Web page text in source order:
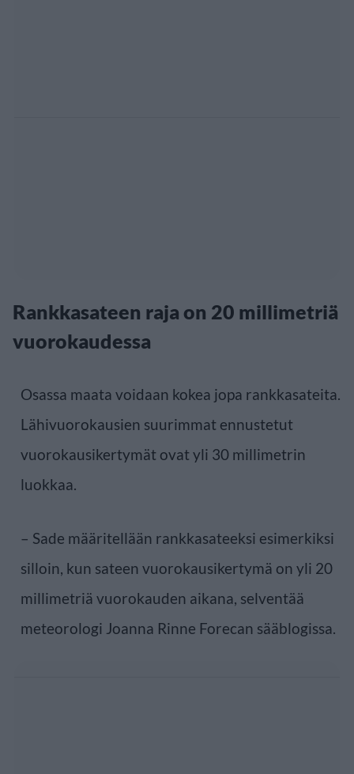
Rankkasateen raja on 20 millimetriä
vuorokaudessa
Osassa maata voidaan kokea jopa rankkasateita.
Lähivuorokausien suurimmat ennustetut
vuorokausikertymät ovat yli 30 millimetrin
luokkaa.
– Sade määritellään rankkasateeksi esimerkiksi
silloin, kun sateen vuorokausikertymä on yli 20
millimetriä vuorokauden aikana, selventää
meteorologi Joanna Rinne Forecan sääblogissa.